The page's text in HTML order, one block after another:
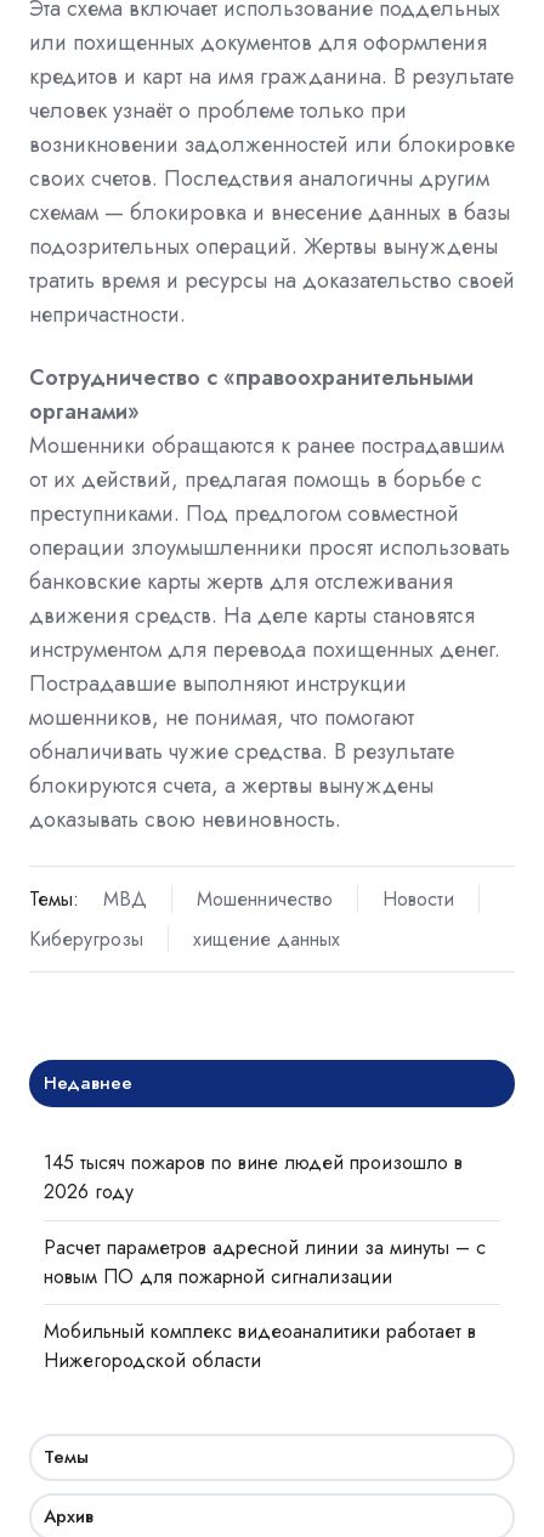
Эта схема включает использование поддельных
или похищенных документов для оформления
кредитов и карт на имя гражданина. В результате
человек узнаёт о проблеме только при
возникновении задолженностей или блокировке
своих счетов. Последствия аналогичны другим
схемам — блокировка и внесение данных в базы
подозрительных операций. Жертвы вынуждены
тратить время и ресурсы на доказательство своей
непричастности.
Сотрудничество с «правоохранительными
органами»
Мошенники обращаются к ранее пострадавшим
от их действий, предлагая помощь в борьбе с
преступниками. Под предлогом совместной
операции злоумышленники просят использовать
банковские карты жертв для отслеживания
движения средств. На деле карты становятся
инструментом для перевода похищенных денег.
Пострадавшие выполняют инструкции
мошенников, не понимая, что помогают
обналичивать чужие средства. В результате
блокируются счета, а жертвы вынуждены
доказывать свою невиновность.
Темы: МВД Мошенничество
Новости
Киберугрозы
хищение данных
Недавнее
145 тысяч пожаров по вине людей произошло в
2026 году
Расчет параметров адресной линии за минуты – с
новым ПО для пожарной сигнализации
Мобильный комплекс видеоаналитики работает в
Нижегородской области
Темы
Архив